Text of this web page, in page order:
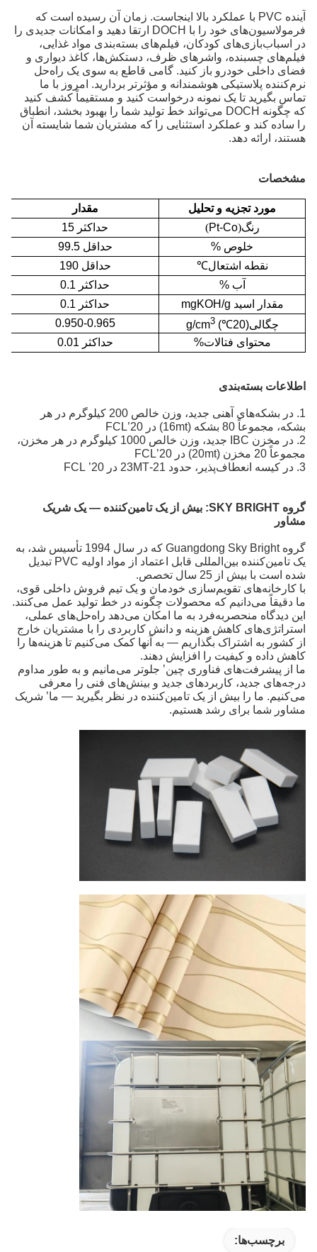
آینده PVC با عملکرد بالا اینجاست. زمان آن رسیده است که
فرمولاسیون‌های خود را با DOCH ارتقا دهید و امکانات جدیدی را
در اسباب‌بازی‌های کودکان، فیلم‌های بسته‌بندی مواد غذایی،
فیلم‌های چسبنده، واشرهای ظرف، دستکش‌ها، کاغذ دیواری و
فضای داخلی خودرو باز کنید. گامی قاطع به سوی یک راه‌حل
نرم‌کننده پلاستیکی هوشمندانه و مؤثرتر بردارید. امروز با ما
تماس بگیرید تا یک نمونه درخواست کنید و مستقیماً کشف کنید
که چگونه DOCH می‌تواند خط تولید شما را بهبود بخشد، انطباق
را ساده کند و عملکرد استثنایی را که مشتریان شما شایسته آن
هستند، ارائه دهد.
مشخصات
مورد تجزیه و تحلیل
مقدار
رنگ(
Pt-Co
)
حداکثر 15
خلوص %
حداقل 99.5
نقطه اشتعال℃
حداقل 190
آب %
حداکثر 0.1
مقدار اسید mgKOH/g
حداکثر 0.1
چگالی(20
℃
)
g/cm
3
0.950-0.965
محتوای فتالات%
حداکثر 0.01
اطلاعات بسته‌بندی
1. در بشکه‌های آهنی جدید، وزن خالص 200 کیلوگرم در هر
بشکه، مجموعاً 80 بشکه (16mt) در 20’FCL
2. در مخزن IBC جدید، وزن خالص 1000 کیلوگرم در هر مخزن،
مجموعاً 20 مخزن (20mt) در 20’FCL
3. در کیسه انعطاف‌پذیر، حدود 21-23MT در 20’ FCL
گروه SKY BRIGHT:
بیش از یک تامین‌کننده — یک شریک
مشاور
گروه Guangdong Sky Bright که در سال 1994 تأسیس شد، به
یک تامین‌کننده بین‌المللی قابل اعتماد از مواد اولیه PVC تبدیل
شده است با بیش از 25 سال تخصص.
با کارخانه‌های تقویم‌سازی خودمان و یک تیم فروش داخلی قوی،
ما دقیقاً می‌دانیم که محصولات چگونه در خط تولید عمل می‌کنند.
این دیدگاه منحصربه‌فرد به ما امکان می‌دهد راه‌حل‌های عملی،
استراتژی‌های کاهش هزینه و دانش کاربردی را با مشتریان خارج
از کشور به اشتراک بگذاریم — به آنها کمک می‌کنیم تا هزینه‌ها را
کاهش داده و کیفیت را افزایش دهند.
ما از پیشرفت‌های فناوری چین’ جلوتر می‌مانیم و به طور مداوم
درجه‌های جدید، کاربردهای جدید و بینش‌های فنی را معرفی
می‌کنیم. ما را بیش از یک تامین‌کننده در نظر بگیرید — ما’ شریک
مشاور شما برای رشد هستیم.
برچسب‌ها: